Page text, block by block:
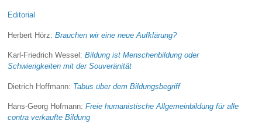
Editorial
Herbert Hörz:Brauchen wir eine neue Aufklärung?
Karl-Friedrich Wessel:Bildung ist Menschenbildung oder
Schwierigkeiten mit der Souveränität
Dietrich Hoffmann: Tabus über dem Bildungsbegriff
Hans-Georg Hofmann:Freie humanistische Allgemeinbildung für alle
contra verkaufte Bildung